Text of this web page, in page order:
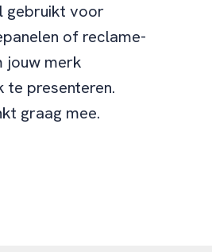
gebruikt voor
of reclame-
jouw merk
te presenteren.
graag mee.